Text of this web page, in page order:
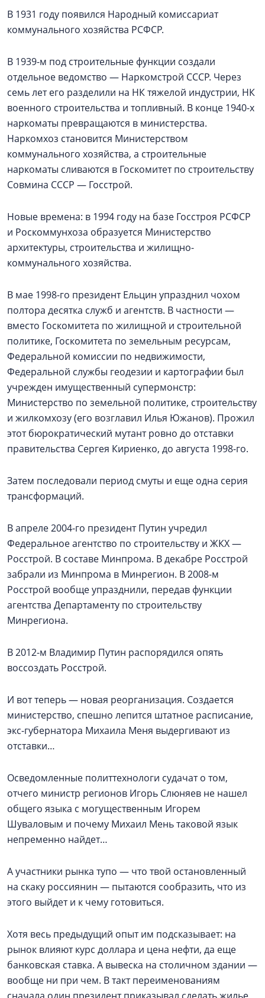
В 1931 году появился Народный комиссариат
коммунального хозяйства РСФСР.
В 1939-м под строительные функции создали
отдельное ведомство — Наркомстрой СССР. Через
семь лет его разделили на НК тяжелой индустрии, НК
военного строительства и топливный. В конце 1940-х
наркоматы превращаются в министерства.
Наркомхоз становится Министерством
коммунального хозяйства, а строительные
наркоматы сливаются в Госкомитет по строительству
Совмина СССР — Госстрой.
Новые времена: в 1994 году на базе Госстроя РСФСР
и Роскоммунхоза образуется Министерство
архитектуры, строительства и жилищно-
коммунального хозяйства.
В мае 1998-го президент Ельцин упразднил чохом
полтора десятка служб и агентств. В частности —
вместо Госкомитета по жилищной и строительной
политике, Госкомитета по земельным ресурсам,
Федеральной комиссии по недвижимости,
Федеральной службы геодезии и картографии был
учрежден имущественный супермонстр:
Министерство по земельной политике, строительству
и жилкомхозу (его возглавил Илья Южанов). Прожил
этот бюрократический мутант ровно до отставки
правительства Сергея Кириенко, до августа 1998-го.
Затем последовали период смуты и еще одна серия
трансформаций.
В апреле 2004-го президент Путин учредил
Федеральное агентство по строительству и ЖКХ —
Росстрой. В составе Минпрома. В декабре Росстрой
забрали из Минпрома в Минрегион. В 2008-м
Росстрой вообще упразднили, передав функции
агентства Департаменту по строительству
Минрегиона.
В 2012-м Владимир Путин распорядился опять
воссоздать Росстрой.
И вот теперь — новая реорганизация. Создается
министерство, спешно лепится штатное расписание,
экс-губернатора Михаила Меня выдергивают из
отставки…
Осведомленные политтехнологи судачат о том,
отчего министр регионов Игорь Слюняев не нашел
общего языка с могущественным Игорем
Шуваловым и почему Михаил Мень таковой язык
непременно найдет…
А участники рынка тупо — что твой остановленный
на скаку россиянин — пытаются сообразить, что из
этого выйдет и к чему готовиться.
Хотя весь предыдущий опыт им подсказывает: на
рынок влияют курс доллара и цена нефти, да еще
банковская ставка. А вывеска на столичном здании —
вообще ни при чем. В такт переименованиям